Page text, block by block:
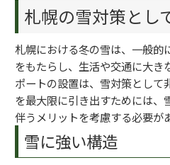
札幌の雪対策とし
札幌における冬の雪は、一般的
をもたらし、生活や交通に大き
ポートの設置は、雪対策として
を最大限に引き出すためには、
伴うメリットを考慮する必要が
雪に強い構造